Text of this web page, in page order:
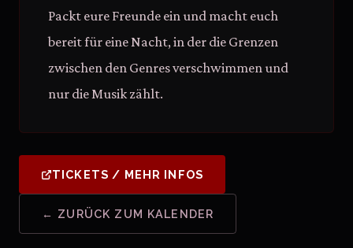
Packt eure Freunde ein und macht euch
bereit für eine Nacht, in der die Grenzen
zwischen den Genres verschwimmen und
nur die Musik zählt.
TICKETS / MEHR INFOS
← ZURÜCK ZUM KALENDER